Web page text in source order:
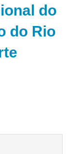
do
do Rio